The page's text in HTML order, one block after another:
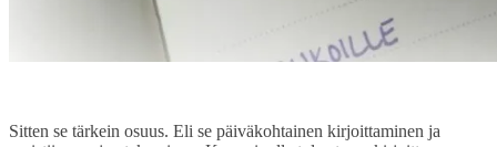
Sitten se tärkein osuus. Eli se päiväkohtainen kirjoittaminen ja